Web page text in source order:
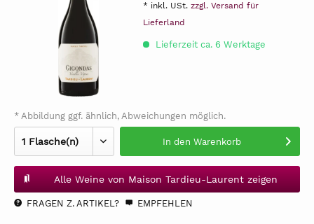
* inkl. USt. zzgl. Versand für
Lieferland
Lieferzeit ca. 6 Werktage
* Abbildung ggf. ähnlich, Abweichungen möglich.
In den Warenkorb
Alle Weine von Maison Tardieu-Laurent zeigen
FRAGEN Z. ARTIKEL? EMPFEHLEN